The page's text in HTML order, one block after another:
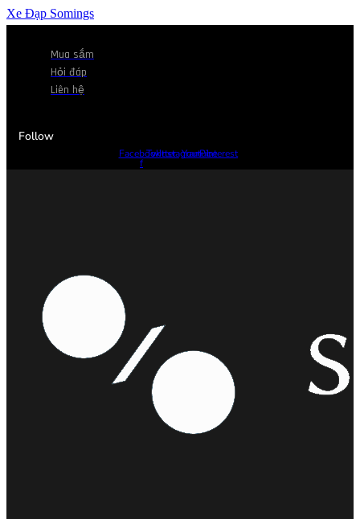
Xe Đạp Somings
Mua sắm
Hỏi đáp
Liên hệ
Follow
Facebook-
f
Twitter
Instagram
YoutubePinterest